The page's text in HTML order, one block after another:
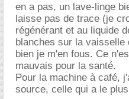
en a pas, un lave-linge
laisse pas de trace (je
régénérant et au liquide
blanches sur la vaisselle
bien je m'en fous. Ce
mauvais pour la santé.
Pour la machine à café,
source, celle qui a le